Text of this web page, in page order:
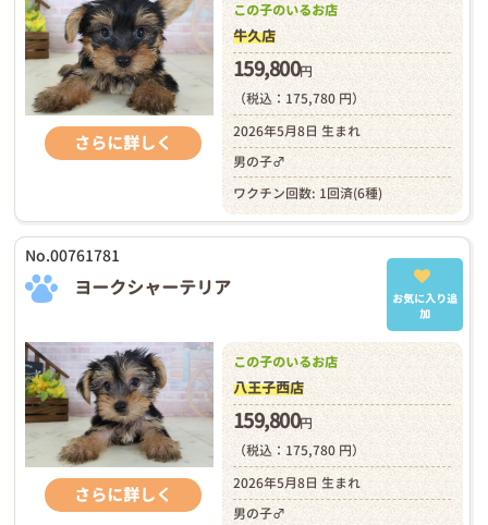
さらに詳しく
この子のいるお店
牛久店
159,800円
（税込：175,780 円）
2026年5月8日 生まれ
男の子♂
ワクチン回数: 1回済(6種)
No.00761781
ヨークシャーテリア
お気に入り追
加
さらに詳しく
この子のいるお店
八王子西店
159,800円
（税込：175,780 円）
2026年5月8日 生まれ
男の子♂